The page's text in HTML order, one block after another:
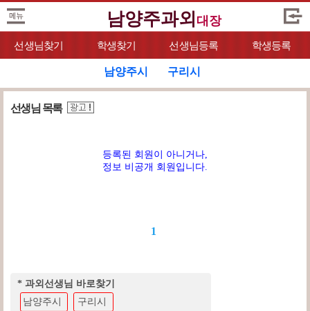
남양주과외 대장
선생님찾기 학생찾기 선생님등록 학생등록
남양주시 구리시
선생님 목록
등록된 회원이 아니거나,
정보 비공개 회원입니다.
1
* 과외선생님 바로찾기
남양주시
구리시